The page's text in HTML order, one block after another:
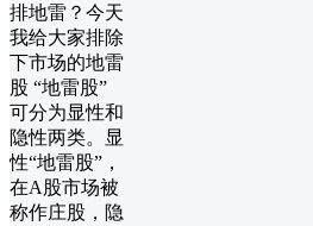
排地雷？今天
我给大家排除
下市场的地雷
股 “地雷股”
可分为显性和
隐性两类。显
性“地雷股”，
在A股市场被
称作庄股，隐